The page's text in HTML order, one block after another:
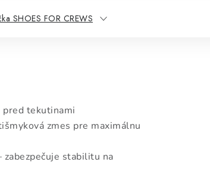
SHOES FOR CREWS
pred tekutinami
zmes pre maximálnu
zabezpečuje stabilitu na